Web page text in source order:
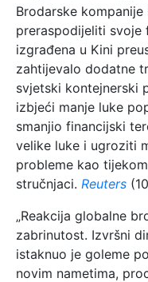
Brodarske
preraspodijeliti svoje
izgrađena u Kini
zahtijevalo dodatne
svjetski kontejnerski
izbjeći manje luke
smanjio financijski
velike luke i ugroziti
probleme kao
stručnjaci. Reuters
„Reakcija globalne
zabrinutost. Izvršni
istaknuo je goleme
novim nametima,